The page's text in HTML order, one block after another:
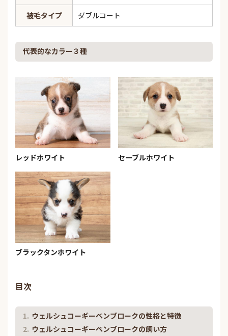
被毛タイプ ダブルコート
代表的なカラー３種
レッドホワイト セーブルホワイト
ブラックタンホワイト
目次
ウェルシュコーギーペンブロークの性格と特徴
ウェルシュコーギーペンブロークの飼い方